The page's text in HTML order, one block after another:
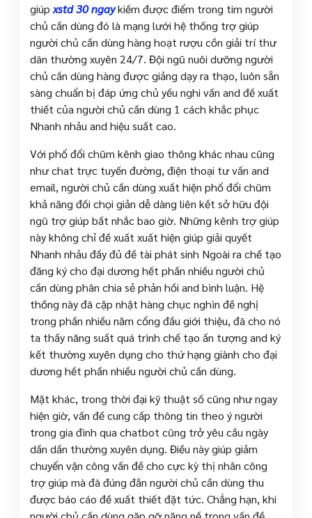
giúp xstd 30 ngaykiếm được điểm trong tim người
chủ cần dùng đó là mạng lưới hệ thống trợ giúp
người chủ cần dùng hàng hoạt rượu cồn giải trí thư
dãn thường xuyên 24/7. Đội ngũ nuôi dưỡng người
chủ cần dùng hàng được giảng dạy ra thạo, luôn sẵn
sàng chuẩn bị đáp ứng chủ yếu nghi vấn and đề xuất
thiết của người chủ cần dùng 1 cách khắc phục
Nhanh nhảu and hiệu suất cao.
Với phổ đổi chũm kênh giao thông khác nhau cũng
như chat trực tuyến đường, điện thoại tư vấn and
email, người chủ cần dùng xuất hiện phổ đổi chũm
khả năng đối chọi giản dễ dàng liên kết sở hữu đội
ngũ trợ giúp bất nhắc bao giờ. Những kênh trợ giúp
này không chỉ đề xuất xuất hiện giúp giải quyết
Nhanh nhảu đầy đủ đề tài phát sinh Ngoài ra chế tạo
đăng ký cho đại dương hết phần nhiều người chủ
cần dùng phân chia sẻ phản hồi and bình luận. Hệ
thống này đã cập nhật hàng chục nghìn đề nghị
trong phần nhiều năm cổng đầu giới thiệu, đã cho nó
ta thấy năng suất quá trình chế tạo ấn tượng and ký
kết thường xuyên dụng cho thứ hạng giành cho đại
dương hết phần nhiều người chủ cần dùng.
Mặt khác, trong thời đại kỹ thuật số cũng như ngay
hiện giờ, vấn đề cung cấp thông tin theo ý người
trong gia đình qua chatbot cũng trở yêu cầu ngày
dần dần thường xuyên dụng. Điều này giúp giảm
chuyển vận công vấn đề cho cực kỳ thị nhân công
trợ giúp mà đã đúng đắn người chủ cần dùng thu
được báo cáo đề xuất thiết đặt tức. Chẳng hạn, khi